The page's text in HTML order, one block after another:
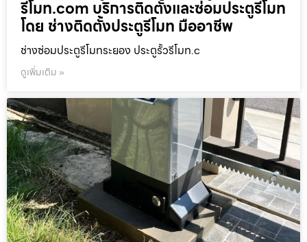
รีโมท.com บริการติดตั้งและซ่อมประตูรีโมท
โดย ช่างติดตั้งประตูรีโมท มืออาชีพ
ช่างซ่อมประตูรีโมทระยอง ประตูรั้วรีโมท.c
ดูเพิ่มเติม »